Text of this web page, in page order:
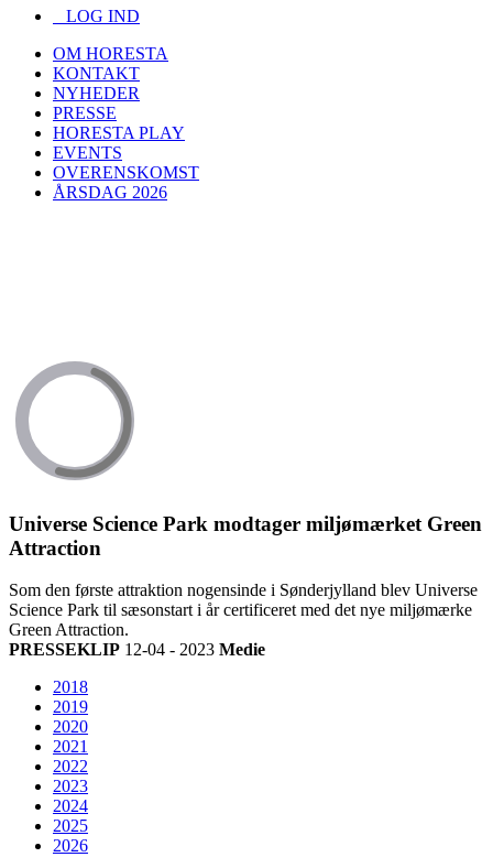
LOG IND
OM HORESTA
KONTAKT
NYHEDER
PRESSE
HORESTA PLAY
EVENTS
OVERENSKOMST
ÅRSDAG 2026
Universe Science Park modtager miljømærket Green
Attraction
Som den første attraktion nogensinde i Sønderjylland blev Universe
Science Park til sæsonstart i år certificeret med det nye miljømærke
Green Attraction.
PRESSEKLIP 12-04 - 2023 Medie
2018
2019
2020
2021
2022
2023
2024
2025
2026